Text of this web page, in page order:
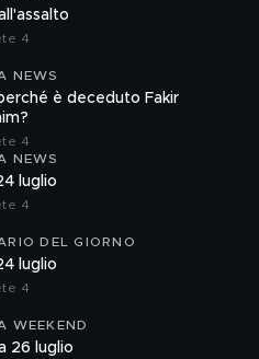
4
NEWS
è deceduto Fakir
4
NEWS
luglio
4
DEL GIORNO
luglio
4
WEEKEND
26 luglio